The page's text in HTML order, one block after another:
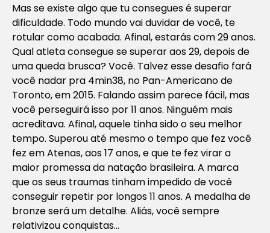
Mas se existe algo que tu consegues é superar
dificuldade. Todo mundo vai duvidar de você, te
rotular como acabada. Afinal, estarás com 29 anos.
Qual atleta consegue se superar aos 29, depois de
uma queda brusca? Você. Talvez esse desafio fará
você nadar pra 4min38, no Pan-Americano de
Toronto, em 2015. Falando assim parece fácil, mas
você perseguirá isso por 11 anos. Ninguém mais
acreditava. Afinal, aquele tinha sido o seu melhor
tempo. Superou até mesmo o tempo que fez você
fez em Atenas, aos 17 anos, e que te fez virar a
maior promessa da natação brasileira. A marca
que os seus traumas tinham impedido de você
conseguir repetir por longos 11 anos. A medalha de
bronze será um detalhe. Aliás, você sempre
relativizou conquistas…